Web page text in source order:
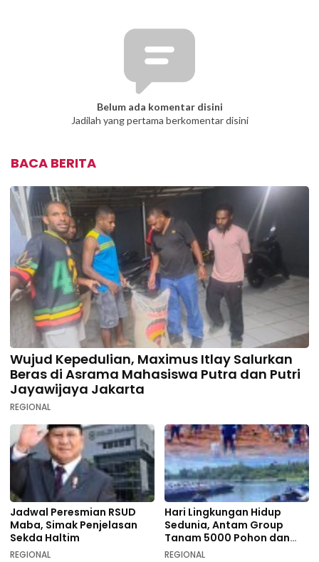
Belum ada komentar disini
Jadilah yang pertama berkomentar disini
BACA BERITA
Wujud Kepedulian, Maximus Itlay Salurkan
Beras di Asrama Mahasiswa Putra dan Putri
Jayawijaya Jakarta
REGIONAL
Jadwal Peresmian RSUD
Maba, Simak Penjelasan
Sekda Haltim
REGIONAL
Hari Lingkungan Hidup
Sedunia, Antam Group
Tanam 5000 Pohon dan
Aksi Bersih di Sofifi
REGIONAL